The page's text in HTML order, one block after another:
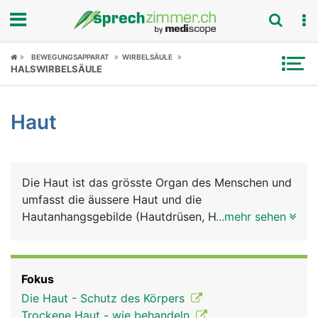
Fokus
Symptome
News
Rubriken
BEWEGUNGSAPPARAT WIRBELSÄULE
HALSWIRBELSÄULE
Haut
Die Haut ist das grösste Organ des Menschen und
umfasst die äussere Haut und die
Hautanhangsgebilde (Hautdrüsen, Haare, Nägel).
Oberhaut (Epidermis), Lederhaut (Dermis) und
Unterhaut (Subkutis). Zu den Hauptaufgaben der
...mehr sehen
Fokus
Die Haut - Schutz des Körpers
Trockene Haut - wie behandeln